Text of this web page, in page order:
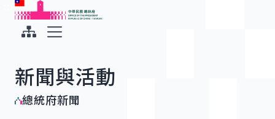
跳到主要內容
中華民國總統府
新聞與活動
總統府新聞